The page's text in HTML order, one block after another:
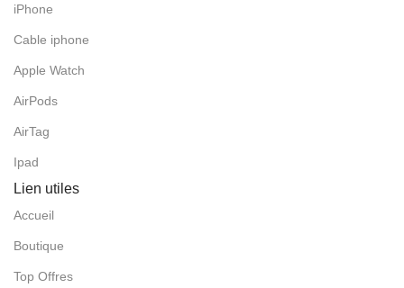
iPhone
Cable iphone
Apple Watch
AirPods
AirTag
Ipad
Lien utiles
Accueil
Boutique
Top Offres